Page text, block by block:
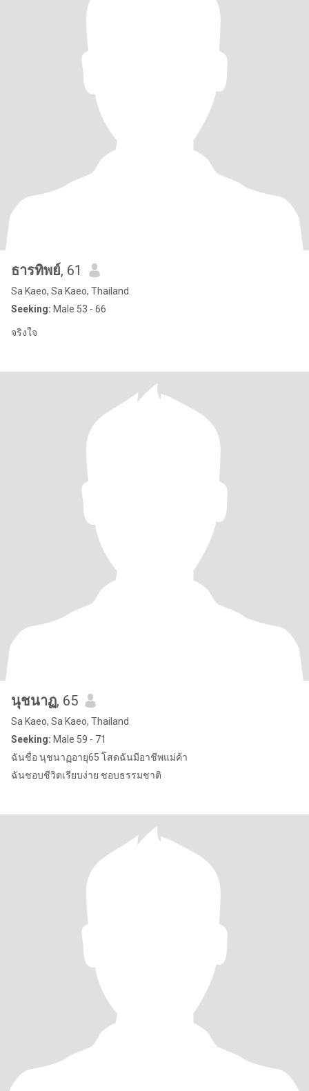
ธารทิพย์, 61
Sa Kaeo, Sa Kaeo, Thailand
Seeking: Male 53 - 66
จริงใจ
นุชนาฏ, 65
Sa Kaeo, Sa Kaeo, Thailand
Seeking: Male 59 - 71
ฉันชื่อ นุชนาฏอายุ65 โสดฉันมีอาชีพแม่ค้า
ฉันชอบชีวิตเรียบง่าย ชอบธรรมชาติ